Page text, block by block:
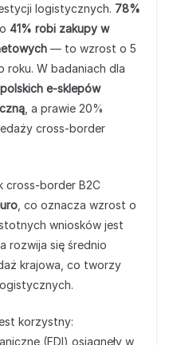
logistycznych. 78%
41% robi zakupy w
— to wzrost o 5
W badaniach dla
e‑sklepów
, a prawie 20%
cross‑border
cross‑border B2C
, co oznacza wzrost o
wniosków jest
rozwija się średnio
krajowa, co tworzy
korzystny:
(FDI) osiągnęły w